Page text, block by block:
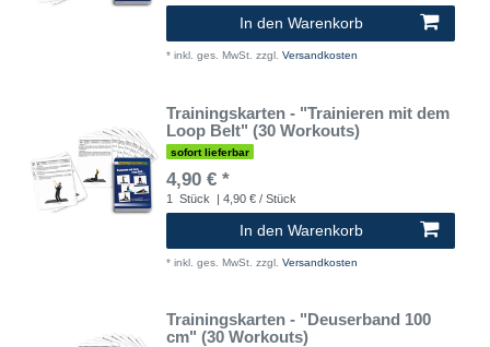
In den Warenkorb
* inkl. ges. MwSt. zzgl. Versandkosten
Trainingskarten - "Trainieren mit dem
Loop Belt" (30 Workouts)
sofort lieferbar
4,90 € *
1 Stück | 4,90 € / Stück
In den Warenkorb
* inkl. ges. MwSt. zzgl. Versandkosten
Trainingskarten - "Deuserband 100
cm" (30 Workouts)